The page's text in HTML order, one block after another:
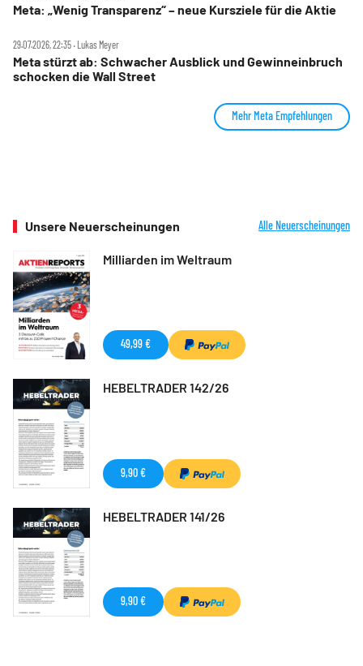
Meta: „Wenig Transparenz“ – neue Kursziele für die Aktie
29.07.2026, 22:35 ‧ Lukas Meyer
Meta stürzt ab: Schwacher Ausblick und Gewinneinbruch
schocken die Wall Street
Mehr Meta Empfehlungen
Unsere Neuerscheinungen Alle Neuerscheinungen
Milliarden im Weltraum
49,99 €
HEBELTRADER 142/26
9,90 €
HEBELTRADER 141/26
9,90 €